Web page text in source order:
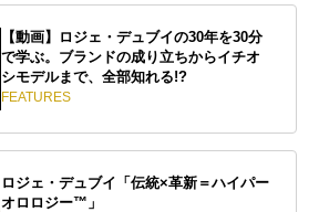
【動画】ロジェ・デュブイの30年を30分
で学ぶ。ブランドの成り立ちからイチオ
シモデルまで、全部知れる!?
FEATURES
ロジェ・デュブイ「伝統×革新＝ハイパー
オロロジー™」